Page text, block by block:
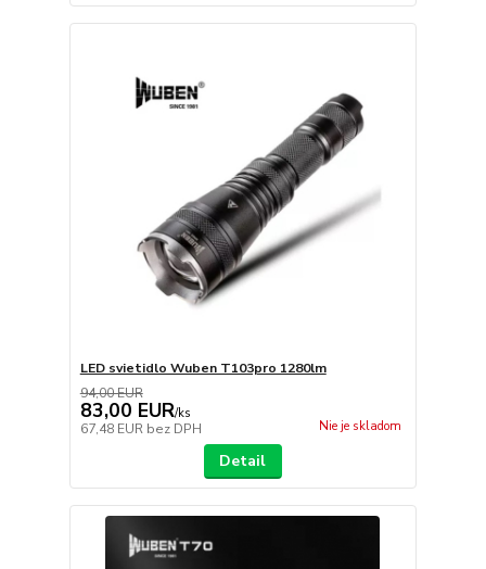
LED svietidlo Wuben T103pro 1280lm
94,00 EUR
83,00 EUR/ks
67,48 EUR bez DPH Nie je skladom
Detail